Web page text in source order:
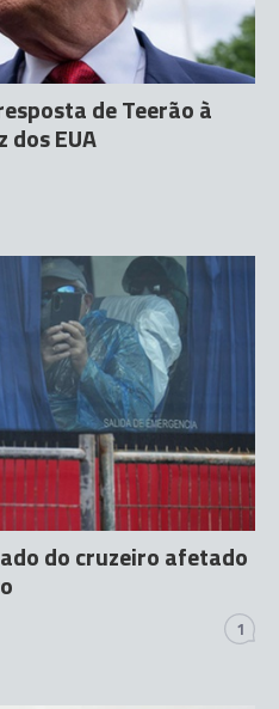
de Teerão à
EUA
do cruzeiro afetado
1